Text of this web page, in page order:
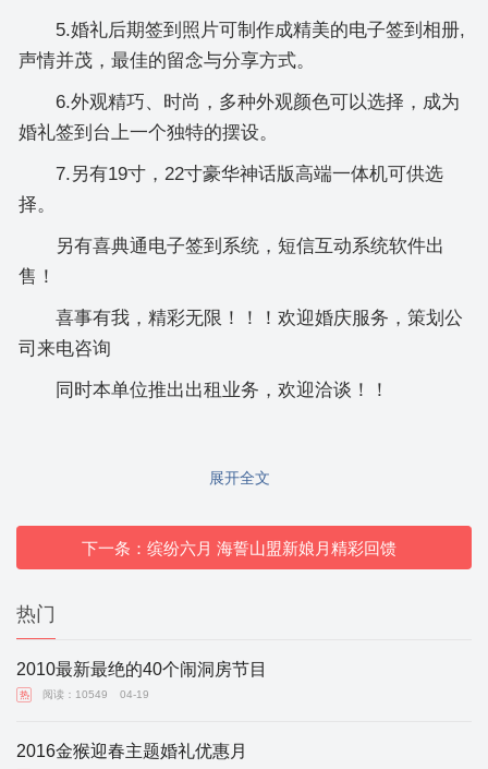
5.婚礼后期签到照片可制作成精美的电子签到相册,
声情并茂，最佳的留念与分享方式。
6.外观精巧、时尚，多种外观颜色可以选择，成为
婚礼签到台上一个独特的摆设。
7.另有19寸，22寸豪华神话版高端一体机可供选
择。
另有喜典通电子签到系统，短信互动系统软件出
售！
喜事有我，精彩无限！！！欢迎婚庆服务，策划公
司来电咨询
同时本单位推出出租业务，欢迎洽谈！！
展开全文
下一条：缤纷六月 海誓山盟新娘月精彩回馈
热门
2010最新最绝的40个闹洞房节目
热 阅读：10549 04-19
2016金猴迎春主题婚礼优惠月